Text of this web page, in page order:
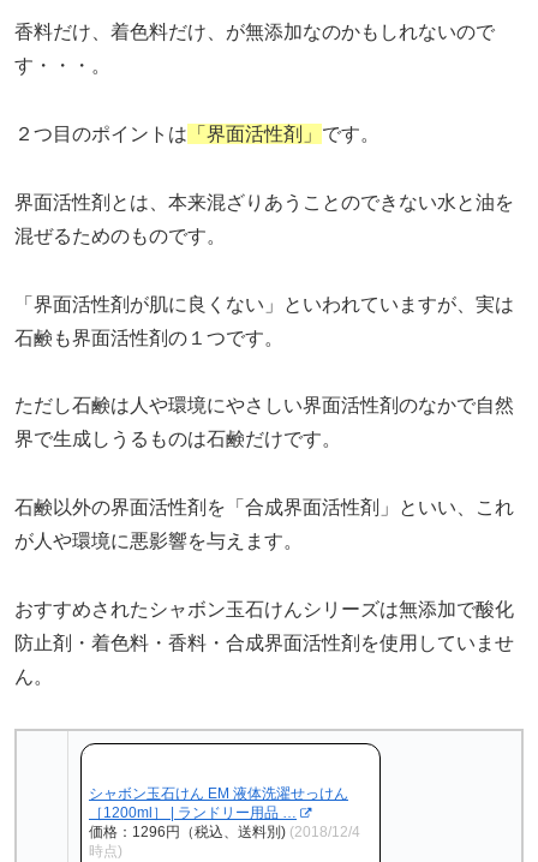
香料だけ、着色料だけ、が無添加なのかもしれないので
す・・・。
２つ目のポイントは 「界面活性剤」 です。
界面活性剤とは、本来混ざりあうことのできない水と油を
混ぜるためのものです。
「界面活性剤が肌に良くない」といわれていますが、実は
石鹸も界面活性剤の１つです。
ただし石鹸は人や環境にやさしい界面活性剤のなかで自然
界で生成しうるものは石鹸だけです。
石鹸以外の界面活性剤を「合成界面活性剤」といい、これ
が人や環境に悪影響を与えます。
おすすめされたシャボン玉石けんシリーズは無添加で酸化
防止剤・着色料・香料・合成界面活性剤を使用していませ
ん。
シャボン玉石けん EM 液体洗濯せっけん
［1200ml］ | ランドリー用品 …
価格：1296円（税込、送料別) (2018/12/4
時点)